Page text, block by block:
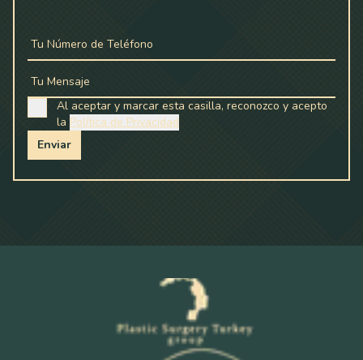
Tu Número de Teléfono
Tu Mensaje
Al aceptar y marcar esta casilla, reconozco y acepto
la Política de Privacidad
Enviar